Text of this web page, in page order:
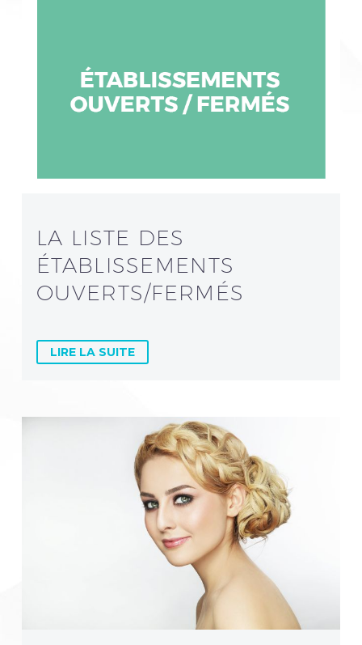
LA LISTE DES
ÉTABLISSEMENTS
OUVERTS/FERMÉS
LIRE LA SUITE